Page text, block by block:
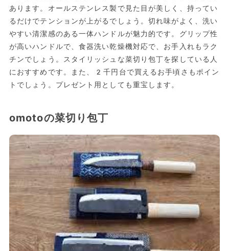
あります。オールステンレス製で見た目が美しく、持ってい
るだけでテンションが上がるでしょう。切れ味がよく、洗い
やすい清潔感のある一体ハンドルが魅力的です。グリップ性
が高いハンドルで、食器洗い乾燥機対応で、お手入れもラク
チンでしょう。スタイリッシュな菜切り包丁を探している人
におすすめです。また、2千円台で買えるお手頃さもポイン
トでしょう。プレゼント用としても重宝します。
omotoの菜切り包丁